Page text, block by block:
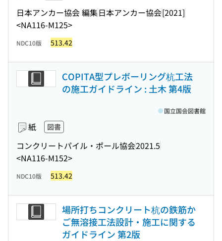
日本アンカー協会 編集日本アンカー協会[2021]
<NA116-M125>
NDC10版 513.42
COPITA型プレボーリング杭工法
の施工ガイドライン : 土木 第4版
紙 図書
コンクリートパイル・ポール協会2021.5
<NA116-M152>
国立国会図書館
NDC10版 513.42
場所打ちコンクリート杭の鉄筋か
ご無溶接工法設計・施工に関する
ガイドライン 第2版